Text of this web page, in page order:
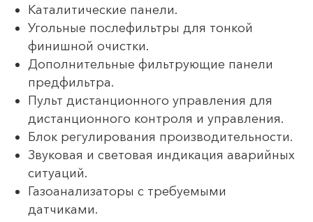
Каталитические панели.
Угольные послефильтры для тонкой
финишной очистки.
Дополнительные фильтрующие панели
предфильтра.
Пульт дистанционного управления для
дистанционного контроля и управления.
Блок регулирования производительности.
Звуковая и световая индикация аварийных
ситуаций.
Газоанализаторы с требуемыми
датчиками.